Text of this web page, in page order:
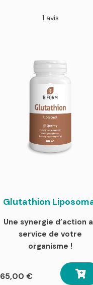
1 avis
Glutathion
Une synergie d’action
service de votre
organisme !
65,00 €